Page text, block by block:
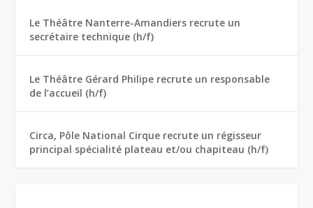
Le Théâtre Nanterre-Amandiers recrute un
secrétaire technique (h/f)
Le Théâtre Gérard Philipe recrute un responsable
de l’accueil (h/f)
Circa, Pôle National Cirque recrute un régisseur
principal spécialité plateau et/ou chapiteau (h/f)